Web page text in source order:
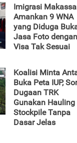
Imigrasi
Amankan 9 WNA
yang Diduga
Jasa Foto dengan
Visa Tak Sesuai
Koalisi Minta
Buka Peta IUP,
Dugaan TRK
Gunakan Hauling
Stockpile Tanpa
Dasar Jelas